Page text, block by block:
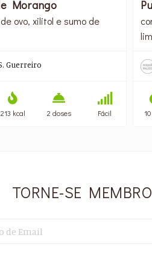
Morango
ovo, xilitol e sumo de
Guerreiro
213 kcal 2 doses Fácil
TORNE-SE